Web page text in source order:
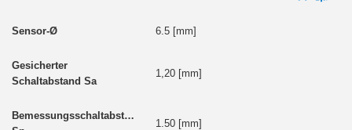
6.5 [mm]
1,20 [mm]
1.50 [mm]